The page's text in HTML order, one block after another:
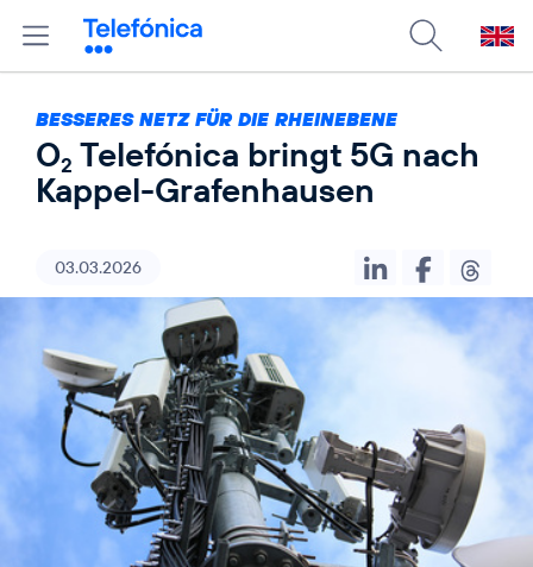
BESSERES NETZ FÜR DIE RHEINEBENE
O2 Telefónica bringt 5G nach
Kappel-Grafenhausen
03.03.2026